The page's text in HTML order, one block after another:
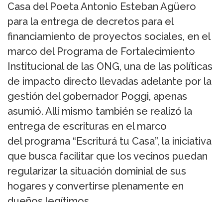
Casa del Poeta Antonio Esteban Agüero
para la entrega de decretos para el
financiamiento de proyectos sociales, en el
marco del Programa de Fortalecimiento
Institucional de las ONG, una de las políticas
de impacto directo llevadas adelante por la
gestión del gobernador Poggi, apenas
asumió. Allí mismo también se realizó la
entrega de escrituras en el marco
del programa “Escriturá tu Casa”, la iniciativa
que busca facilitar que los vecinos puedan
regularizar la situación dominial de sus
hogares y convertirse plenamente en